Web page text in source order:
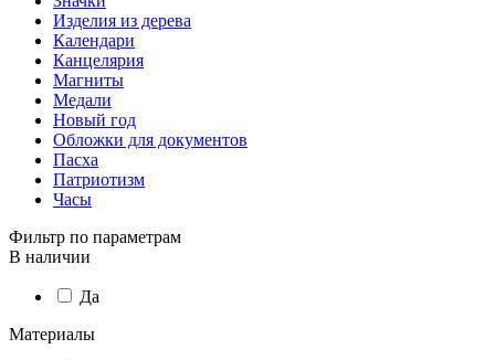
Изделия из дерева
Календари
Канцелярия
Магниты
Медали
Новый год
Обложки для документов
Пасха
Патриотизм
Часы
Фильтр по параметрам
В наличии
Да
Материалы